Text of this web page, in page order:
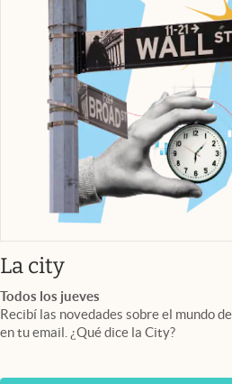
La cityabre en nueva
Todos los jueves
Recibí las novedades sobre el mundo
en tu email. ¿Qué dice la City?